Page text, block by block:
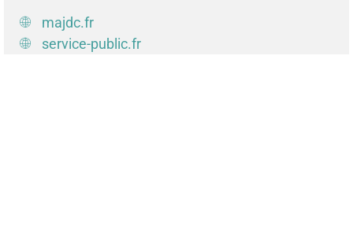
majdc.fr
service-public.fr